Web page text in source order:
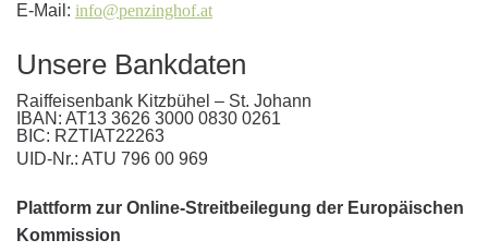
E-Mail: info@penzinghof.at
Unsere Bankdaten
Raiffeisenbank Kitzbühel – St. Johann
IBAN: AT13 3626 3000 0830 0261
BIC: RZTIAT22263
UID-Nr.: ATU 796 00 969
Plattform zur Online-Streitbeilegung der Europäischen
Kommission